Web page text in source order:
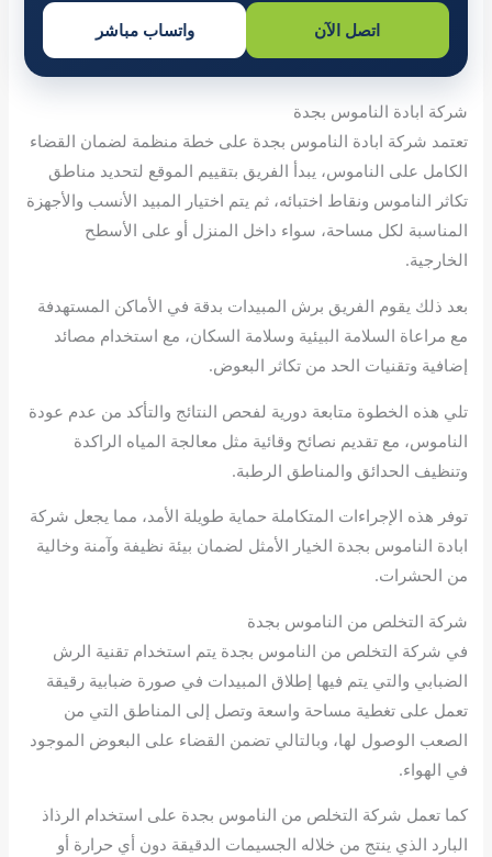
اتصل الآن واتساب مباشر
شركة ابادة الناموس بجدة
تعتمد شركة ابادة الناموس بجدة على خطة منظمة لضمان القضاء
الكامل على الناموس، يبدأ الفريق بتقييم الموقع لتحديد مناطق
تكاثر الناموس ونقاط اختبائه، ثم يتم اختيار المبيد الأنسب والأجهزة
المناسبة لكل مساحة، سواء داخل المنزل أو على الأسطح
الخارجية.
بعد ذلك يقوم الفريق برش المبيدات بدقة في الأماكن المستهدفة
مع مراعاة السلامة البيئية وسلامة السكان، مع استخدام مصائد
إضافية وتقنيات الحد من تكاثر البعوض.
تلي هذه الخطوة متابعة دورية لفحص النتائج والتأكد من عدم عودة
الناموس، مع تقديم نصائح وقائية مثل معالجة المياه الراكدة
وتنظيف الحدائق والمناطق الرطبة.
توفر هذه الإجراءات المتكاملة حماية طويلة الأمد، مما يجعل شركة
ابادة الناموس بجدة الخيار الأمثل لضمان بيئة نظيفة وآمنة وخالية
من الحشرات.
شركة التخلص من الناموس بجدة
في شركة التخلص من الناموس بجدة يتم استخدام تقنية الرش
الضبابي والتي يتم فيها إطلاق المبيدات في صورة ضبابية رقيقة
تعمل على تغطية مساحة واسعة وتصل إلى المناطق التي من
الصعب الوصول لها، وبالتالي تضمن القضاء على البعوض الموجود
في الهواء.
كما تعمل شركة التخلص من الناموس بجدة على استخدام الرذاذ
البارد الذي ينتج من خلاله الجسيمات الدقيقة دون أي حرارة أو